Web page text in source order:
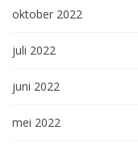
oktober 2022
juli 2022
juni 2022
mei 2022